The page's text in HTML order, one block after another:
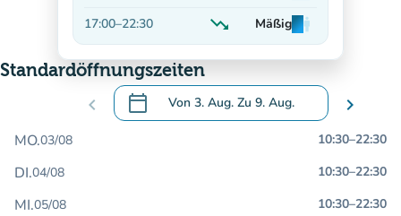
17:00–22:30 trending_down
Abnehmend
Mäßigman
man
man
Standardöffnungszeiten
chevron_left calendar_today Von 3. Aug. Zu 9. Aug.
.Öffnen Sie den Kalender, um Daten zu
chevron_right
MO.03/08 10:30–22:30
DI.04/08 10:30–22:30
MI.05/08 10:30–22:30